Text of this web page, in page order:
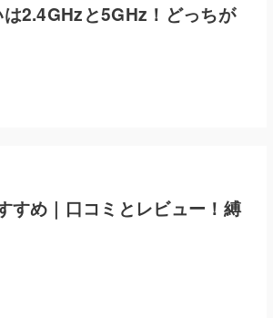
2.4GHzと5GHz！どっちが
すめ｜口コミとレビュー！縛